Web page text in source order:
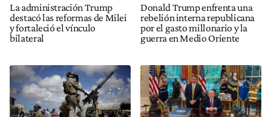
La administración Trump
destacó las reformas de Milei
y fortaleció el vínculo
bilateral
Donald Trump enfrenta una
rebelión interna republicana
por el gasto millonario y la
guerra en Medio Oriente